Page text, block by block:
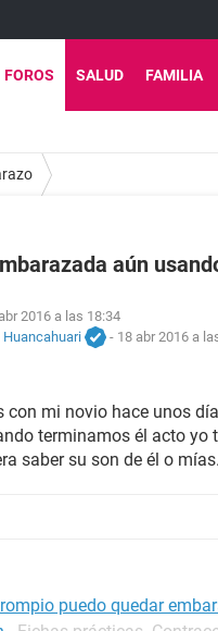
FOROS SALUD FAMILIA
aún
2016 a las 18:34
Huancahuari
- 18 abr 2016 a
con mi novio hace unos
terminamos él acto
saber su son de él o
puedo quedar